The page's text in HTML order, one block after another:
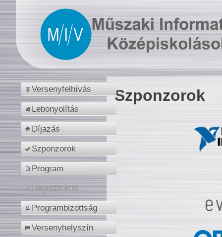
Versenyfelhívás
Lebonyolítás
Díjazás
Szponzorok
Program
Regisztráció
Programbizottság
Versenyhelyszín
Szponzorok